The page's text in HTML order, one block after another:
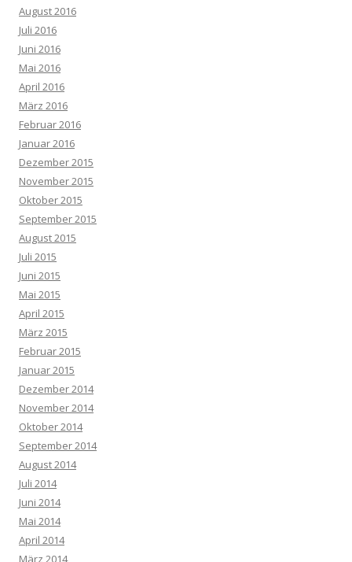
August 2016
Juli 2016
Juni 2016
Mai 2016
April 2016
März 2016
Februar 2016
Januar 2016
Dezember 2015
November 2015
Oktober 2015
September 2015
August 2015
Juli 2015
Juni 2015
Mai 2015
April 2015
März 2015
Februar 2015
Januar 2015
Dezember 2014
November 2014
Oktober 2014
September 2014
August 2014
Juli 2014
Juni 2014
Mai 2014
April 2014
März 2014